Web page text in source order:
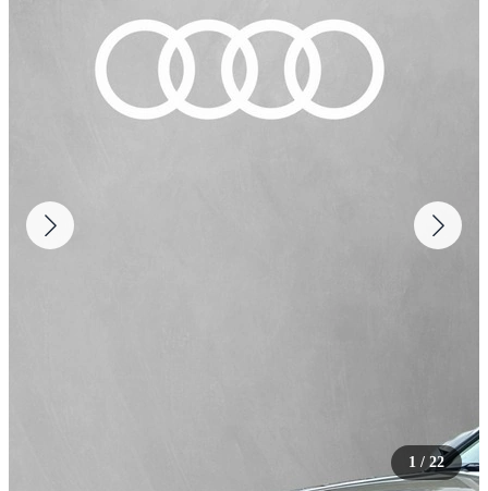
1 / 22